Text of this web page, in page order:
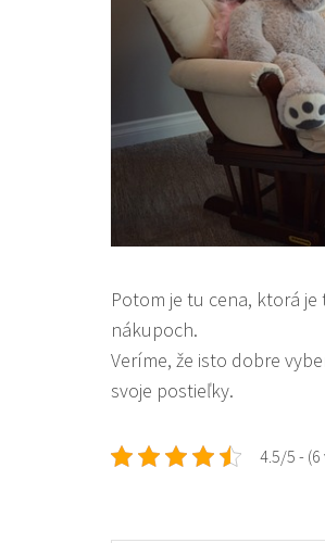
Potom je tu cena, ktorá
nákupoch.
Veríme, že isto dobre
svoje postieľky.
4.5/5 -